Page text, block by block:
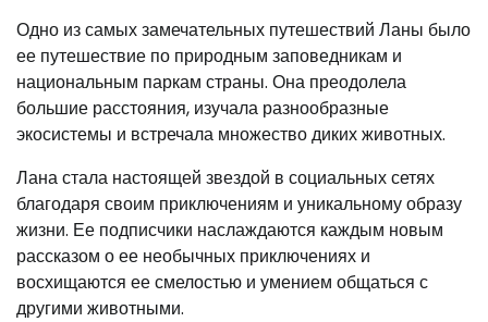
Одно из самых замечательных путешествий Ланы было
ее путешествие по природным заповедникам и
национальным паркам страны. Она преодолела
большие расстояния, изучала разнообразные
экосистемы и встречала множество диких животных.
Лана стала настоящей звездой в социальных сетях
благодаря своим приключениям и уникальному образу
жизни. Ее подписчики наслаждаются каждым новым
рассказом о ее необычных приключениях и
восхищаются ее смелостью и умением общаться с
другими животными.